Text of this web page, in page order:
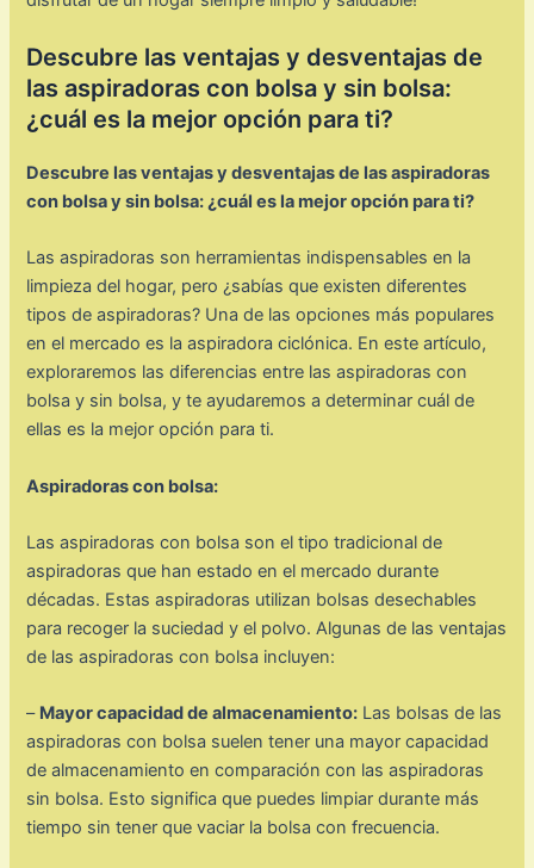
Descubre las ventajas y desventajas de
las aspiradoras con bolsa y sin bolsa:
¿cuál es la mejor opción para ti?
Descubre las ventajas y desventajas de las aspiradoras
con bolsa y sin bolsa: ¿cuál es la mejor opción para ti?
Las aspiradoras son herramientas indispensables en la
limpieza del hogar, pero ¿sabías que existen diferentes
tipos de aspiradoras? Una de las opciones más populares
en el mercado es la aspiradora ciclónica. En este artículo,
exploraremos las diferencias entre las aspiradoras con
bolsa y sin bolsa, y te ayudaremos a determinar cuál de
ellas es la mejor opción para ti.
Aspiradoras con bolsa:
Las aspiradoras con bolsa son el tipo tradicional de
aspiradoras que han estado en el mercado durante
décadas. Estas aspiradoras utilizan bolsas desechables
para recoger la suciedad y el polvo. Algunas de las ventajas
de las aspiradoras con bolsa incluyen:
– Mayor capacidad de almacenamiento: Las bolsas de las
aspiradoras con bolsa suelen tener una mayor capacidad
de almacenamiento en comparación con las aspiradoras
sin bolsa. Esto significa que puedes limpiar durante más
tiempo sin tener que vaciar la bolsa con frecuencia.